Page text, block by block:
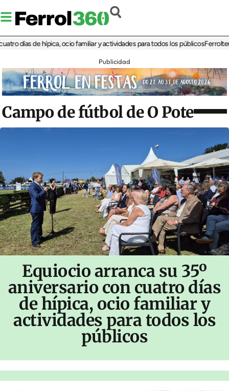
de hípica, ocio familiar y actividades para todos los públicosFerrolterra
Publicidad
Campo de fútbol de O Pote
Equiocio arranca su 35º
aniversario con cuatro días
de hípica, ocio familiar y
actividades para todos los
públicos